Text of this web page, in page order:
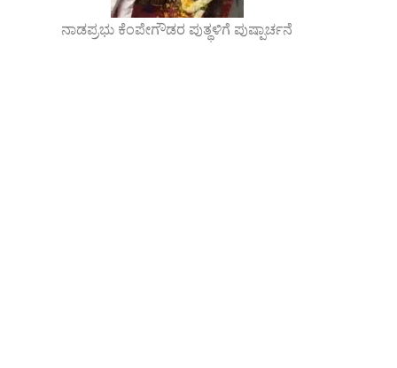
ನಾಡಪ್ರಭು ಕೆಂಪೇಗೌಡರ ಪುತ್ಥಳಿಗೆ ಪುಷ್ಪಾರ್ಚನೆ